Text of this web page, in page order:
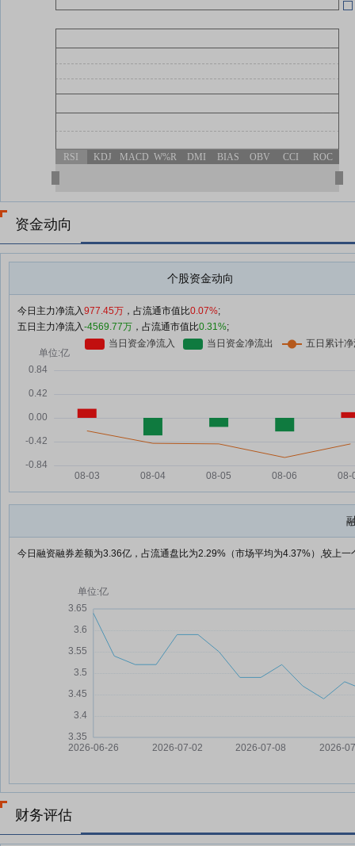
RSI KDJ MACD W%R DMI BIAS OBV CCI ROC
资金动向
个股资金动向
今日主力净流入977.45万 ，占流通市值比0.07%;
五日主力净流入-4569.77万 ，占流通市值比0.31%;
今日融资融券差额为3.36亿，占流通盘比为2.29%（市场平均为4.37%）,较上一
财务评估